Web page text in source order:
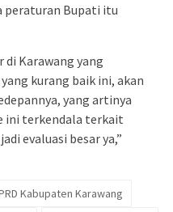
peraturan Bupati itu
Karawang yang
kurang baik ini, akan
yang artinya
ini terkendala terkait
evaluasi besar ya,”
Kabupaten Karawang